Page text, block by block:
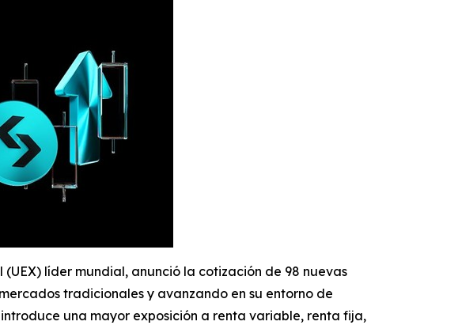
(UEX) líder mundial, anunció la cotización de 98 nuevas
tradicionales y avanzando en su entorno de
una mayor exposición a renta variable, renta fija,